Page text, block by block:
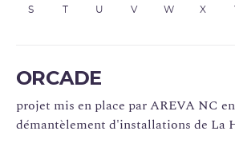
S U V W X
ORCADE
projet mis en place par AREVA NC
démantèlement d'installations de La